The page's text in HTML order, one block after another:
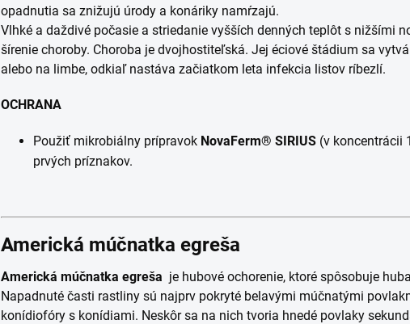
opadnutia sa znižujú úrody a konáriky namŕzajú.
Vlhké a daždivé počasie a striedanie vyšších denných teplôt s nižšími
šírenie choroby. Choroba je dvojhostiteľská. Jej éciové štádium sa
alebo na limbe, odkiaľ nastáva začiatkom leta infekcia listov ríbezlí.
OCHRANA
Použiť mikrobiálny prípravok NovaFerm® SIRIUS (v koncentrácii
prvých príznakov.
Americká múčnatka egreša
Americká múčnatka egreša je hubové ochorenie, ktoré spôsobuje huba
Napadnuté časti rastliny sú najprv pokryté belavými múčnatými
konídiofóry s konídiami. Neskôr sa na nich tvoria hnedé povlaky